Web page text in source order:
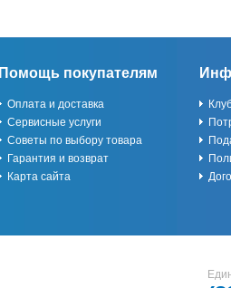
Помощь покупателям
Оплата и доставка
Сервисные услуги
Советы по выбору товара
Гарантия и возврат
Карта сайта